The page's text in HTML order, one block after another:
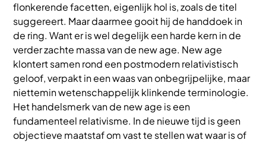
flonkerende facetten, eigenlijk hol is, zoals de titel
suggereert. Maar daarmee gooit hij de handdoek in
de ring. Want er is wel degelijk een harde kern in de
verder zachte massa van de new age. New age
klontert samen rond een postmodern relativistisch
geloof, verpakt in een waas van onbegrijpelijke, maar
niettemin wetenschappelijk klinkende terminologie.
Het handelsmerk van de new age is een
fundamenteel relativisme. In de nieuwe tijd is geen
objectieve maatstaf om vast te stellen wat waar is of